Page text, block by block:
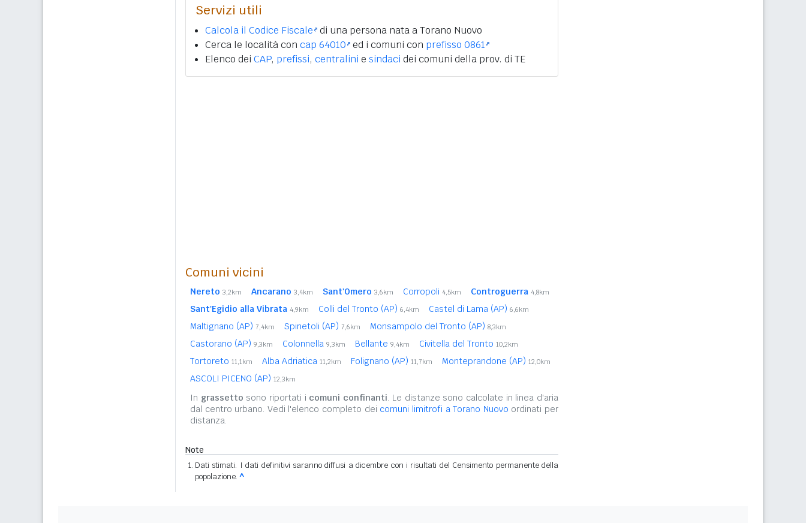
Servizi utili
Calcola il Codice Fiscale di una persona nata a Torano Nuovo
Cerca le località con cap 64010 ed i comuni con prefisso 0861
Elenco dei CAP, prefissi, centralini e sindaci dei comuni della prov. di TE
Comuni vicini
Nereto 3,2km Ancarano 3,4km Sant'Omero 3,6km Corropoli 4,5km Controguerra 4,8km
Sant'Egidio alla Vibrata 4,9km Colli del Tronto (AP) 6,4km Castel di Lama (AP) 6,6km
Maltignano (AP) 7,4km Spinetoli (AP) 7,6km Monsampolo del Tronto (AP) 8,3km
Castorano (AP) 9,3km Colonnella 9,3km Bellante 9,4km Civitella del Tronto 10,2km
Tortoreto 11,1km Alba Adriatica 11,2km Folignano (AP) 11,7km Monteprandone (AP) 12,0km
ASCOLI PICENO (AP) 12,3km
In grassetto sono riportati i comuni confinanti. Le distanze sono calcolate in linea d'aria
dal centro urbano. Vedi l'elenco completo dei comuni limitrofi a Torano Nuovo ordinati per
distanza.
Note
Dati stimati. I dati definitivi saranno diffusi a dicembre con i risultati del Censimento permanente della
popolazione. ^